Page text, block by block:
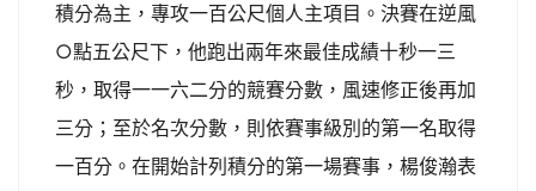
積分為主，專攻一百公尺個人主項目。決賽在逆風
○點五公尺下，他跑出兩年來最佳成績十秒一三
秒，取得一一六二分的競賽分數，風速修正後再加
三分；至於名次分數，則依賽事級別的第一名取得
一百分。在開始計列積分的第一場賽事，楊俊瀚表